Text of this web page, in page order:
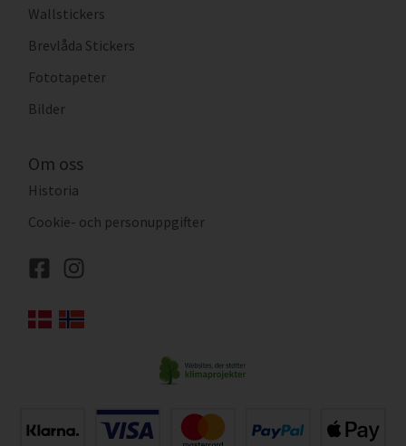
Wallstickers
Brevlåda Stickers
Fototapeter
Bilder
Om oss
Historia
Cookie- och personuppgifter